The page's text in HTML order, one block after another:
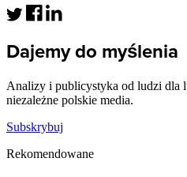
Dajemy do myślenia
Analizy i publicystyka od ludzi dla
niezależne polskie media.
Subskrybuj
Rekomendowane